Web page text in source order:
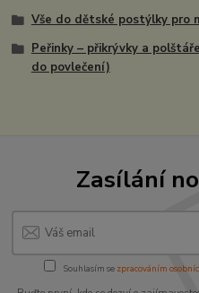
Vše do dětské postýlky pro
Peřinky – přikrývky a
do povlečení)
Zasílání
Souhlasím se zpracováním